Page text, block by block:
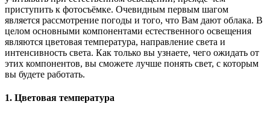
приступить к фотосъёмке. Очевидным первым шагом
является рассмотрение погоды и того, что Вам дают облака. В
целом основными компонентами естественного освещения
являются цветовая температура, направление света и
интенсивность света. Как только вы узнаете, чего ожидать от
этих компонентов, вы сможете лучше понять свет, с которым
вы будете работать.
1. Цветовая температура